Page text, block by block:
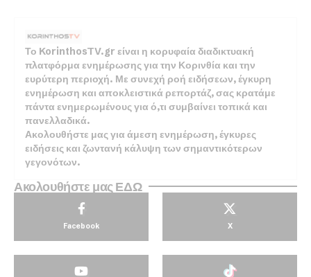
Το KorinthosTV.gr είναι η κορυφαία διαδικτυακή
πλατφόρμα ενημέρωσης για την Κορινθία και την
ευρύτερη περιοχή. Με συνεχή ροή ειδήσεων, έγκυρη
ενημέρωση και αποκλειστικά ρεπορτάζ, σας κρατάμε
πάντα ενημερωμένους για ό,τι συμβαίνει τοπικά και
πανελλαδικά.
Ακολουθήστε μας για άμεση ενημέρωση, έγκυρες
ειδήσεις και ζωντανή κάλυψη των σημαντικότερων
γεγονότων.
Ακολουθήστε μας ΕΔΩ
Facebook X